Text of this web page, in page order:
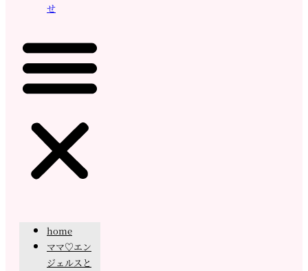
せ
home
ママ♡エン
ジェルスと